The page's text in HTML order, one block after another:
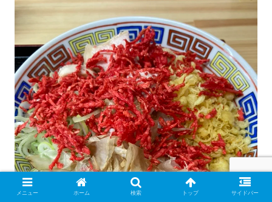
メニュー ホーム 検索 トップ サイドバー